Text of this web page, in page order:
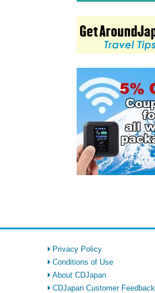
Privacy Policy
Conditions of Use
About CDJapan
CDJapan Customer Feedback